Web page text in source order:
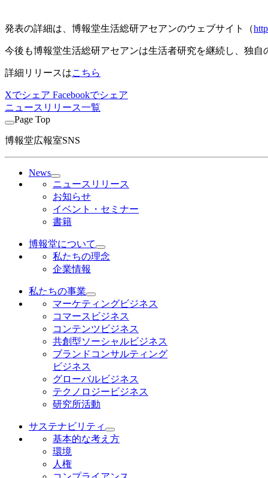
発表の詳細は、博報堂生活総研アセアンのウェブサイト（
今後も博報堂生活総研アセアンは生活者研究を継続し、独
詳細リリースはこちら
Xでシェア Facebookでシェア
ニュースリリース一覧
Page Top
博報堂広報室SNS
News
ニュースリリース
お知らせ
イベント・セミナー
書籍
博報堂について
私たちの理念
企業情報
私たちの事業
マーケティングビジネス
コマースビジネス
コンテンツビジネス
共創型ソーシャルビジネス
ブランドコンサルティング
ビジネス
グローバルビジネス
テクノロジービジネス
研究所活動
サステナビリティ
基本的な考え方
環境
人権